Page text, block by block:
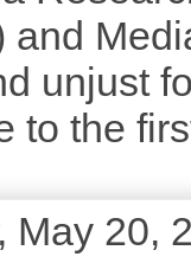
and
unjust
to the
May 20,